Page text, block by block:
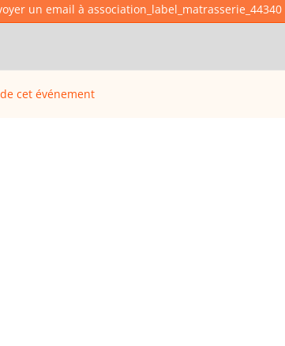
un email à association_label_matrasserie_44340
cet événement